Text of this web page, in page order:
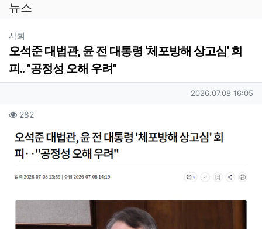
뉴스
사회
오석준 대법관, 윤 전 대통령 '체포방해 상고심' 회
피.. "공정성 오해 우려"
작성일
2026.07.08 16:05
컨텐츠 정보
282조회
본문